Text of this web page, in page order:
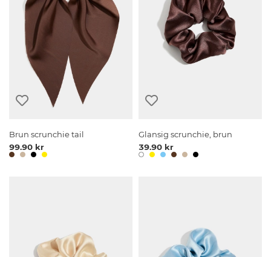
Brun scrunchie tail
99.90 kr
Glansig scrunchie, brun
39.90 kr